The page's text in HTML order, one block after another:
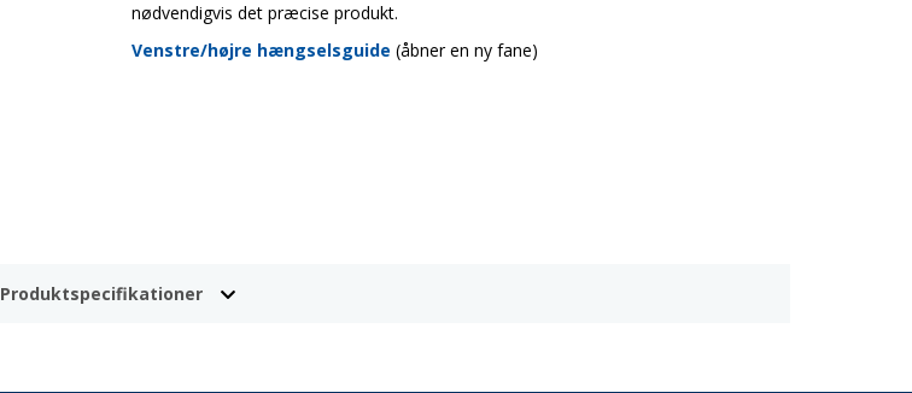
nødvendigvis det præcise produkt.
Venstre/højre hængselsguide (åbner en ny fane)
Produktspecifikationer